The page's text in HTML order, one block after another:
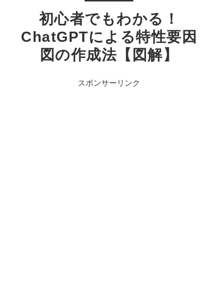
初心者でもわかる！
ChatGPTによる特性要因
図の作成法【図解】
スポンサーリンク